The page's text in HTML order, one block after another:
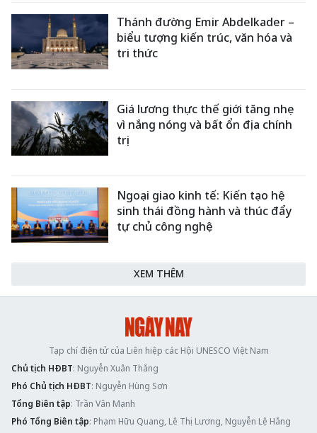
Thánh đường Emir Abdelkader –
biểu tượng kiến trúc, văn hóa và
tri thức
Giá lương thực thế giới tăng nhẹ
vì nắng nóng và bất ổn địa chính
trị
Ngoại giao kinh tế: Kiến tạo hệ
sinh thái đồng hành và thúc đẩy
tự chủ công nghệ
XEM THÊM
Tạp chí điện tử của Liên hiệp các Hội UNESCO Việt Nam
Chủ tịch HĐBT: Nguyễn Xuân Thắng
Phó Chủ tịch HĐBT: Nguyễn Hùng Sơn
Tổng Biên tập: Trần Văn Mạnh
Phó Tổng Biên tập: Phạm Hữu Quang, Lê Thị Lương, Nguyễn Lệ Hằng